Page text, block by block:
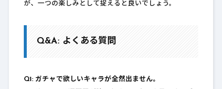
が、一つの楽しみとして捉えると良いでしょう。
Q&A: よくある質問
Q1: ガチャで欲しいキャラが全然出ません。